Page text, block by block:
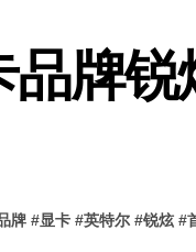
牌
牌 #显卡 #英特尔 #锐炫 #